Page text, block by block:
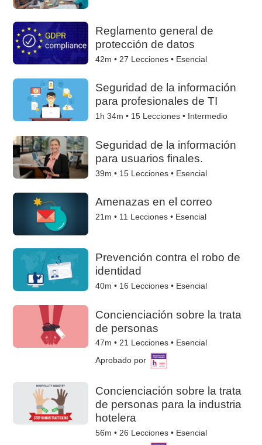
Reglamento general de
protección de datos
42m • 27 Lecciones • Esencial
Seguridad de la información
para profesionales de TI
1h 34m • 15 Lecciones • Intermedio
Seguridad de la información
para usuarios finales.
39m • 15 Lecciones • Esencial
Amenazas en el correo
21m • 11 Lecciones • Esencial
Prevención contra el robo de
identidad
40m • 16 Lecciones • Esencial
Concienciación sobre la trata
de personas
47m •21 Lecciones • Esencial
Aprobado por
Concienciación sobre la trata
de personas para la industria
hotelera
56m •26 Lecciones • Esencial